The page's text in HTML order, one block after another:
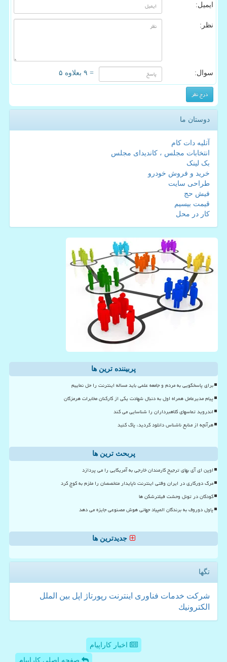
ایمیل:
نظر:
سوال: = ۹ بعلاوه ۵
دوستان ما
آتلیه دات کام
انتخابات مجلس ، کاندیدای مجلس
بک لینک
خرید و فروش خودرو
طراحی سایت
فیش حج
قیمت بیسیم
کار در محل
پربیننده ترین ها
برای پاسخگویی به مردم و جامعه علمی باید مساله اینترنت را حل نماییم
پیام مدیرعامل همراه اول به دنبال شهادت یکی از کارکنان مخابرات هرمزگان
اندروید تماسهای کلاهبرداران را شناسایی می کند
هرآنچه از منابع ناشناس دانلود کردید، پاک کنید
پربحث ترین ها
اوپن ای آی بهای ترجیح کارمندان خارجی به آمریکایی را می پردازد
مرگ دورکاری در ایران وقتی اینترنت ناپایدار متخصصان را ملزم به کوچ کرد
کودکان در تونل وحشت فیلترشکن ها
پاول دوروف به برندگان المپیاد جهانی هوش مصنوعی جایزه می دهد
جدیدترین ها
تگها
شركت خدمات فناوری اینترنت رپورتاژ اپل بین الملل
الكترونیك
اخبار کاراپیام
صفحه اصلی کاراپیام